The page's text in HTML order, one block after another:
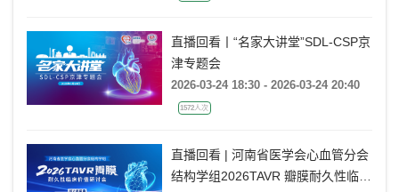
直播回看丨“名家大讲堂”SDL-CSP京
津专题会
2026-03-24 18:30 - 2026-03-24 20:40
1572人次
直播回看 | 河南省医学会心血管分会
结构学组2026TAVR 瓣膜耐久性临床